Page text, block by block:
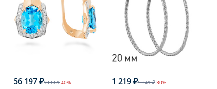
56 197 ₽93 661-40% 1 219 ₽1 741 ₽-30%